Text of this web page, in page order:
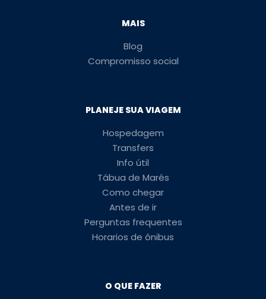
MAIS
Blog
Compromisso social
PLANEJE SUA VIAGEM
Hospedagem
Transfers
Info útil
Tábua de Marés
Como chegar
Antes de ir
Perguntas frequentes
Horarios de ônibus
O QUE FAZER